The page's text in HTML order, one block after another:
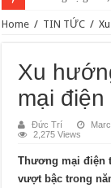
Home / TIN TỨC /
Xu
mại
Đức Trí
2,275 Views
Thương mại điện
vượt bậc trong